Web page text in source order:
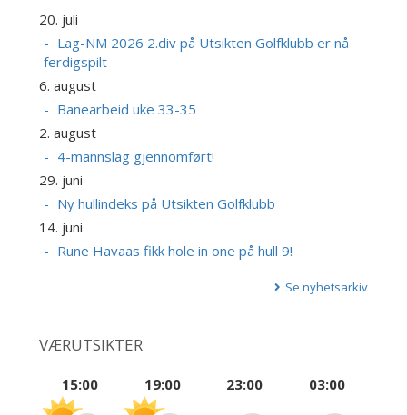
20. juli
Lag-NM 2026 2.div på Utsikten Golfklubb er nå
ferdigspilt
6. august
Banearbeid uke 33-35
2. august
4-mannslag gjennomført!
29. juni
Ny hullindeks på Utsikten Golfklubb
14. juni
Rune Havaas fikk hole in one på hull 9!
Se nyhetsarkiv
VÆRUTSIKTER
15:00 19:00 23:00 03:00